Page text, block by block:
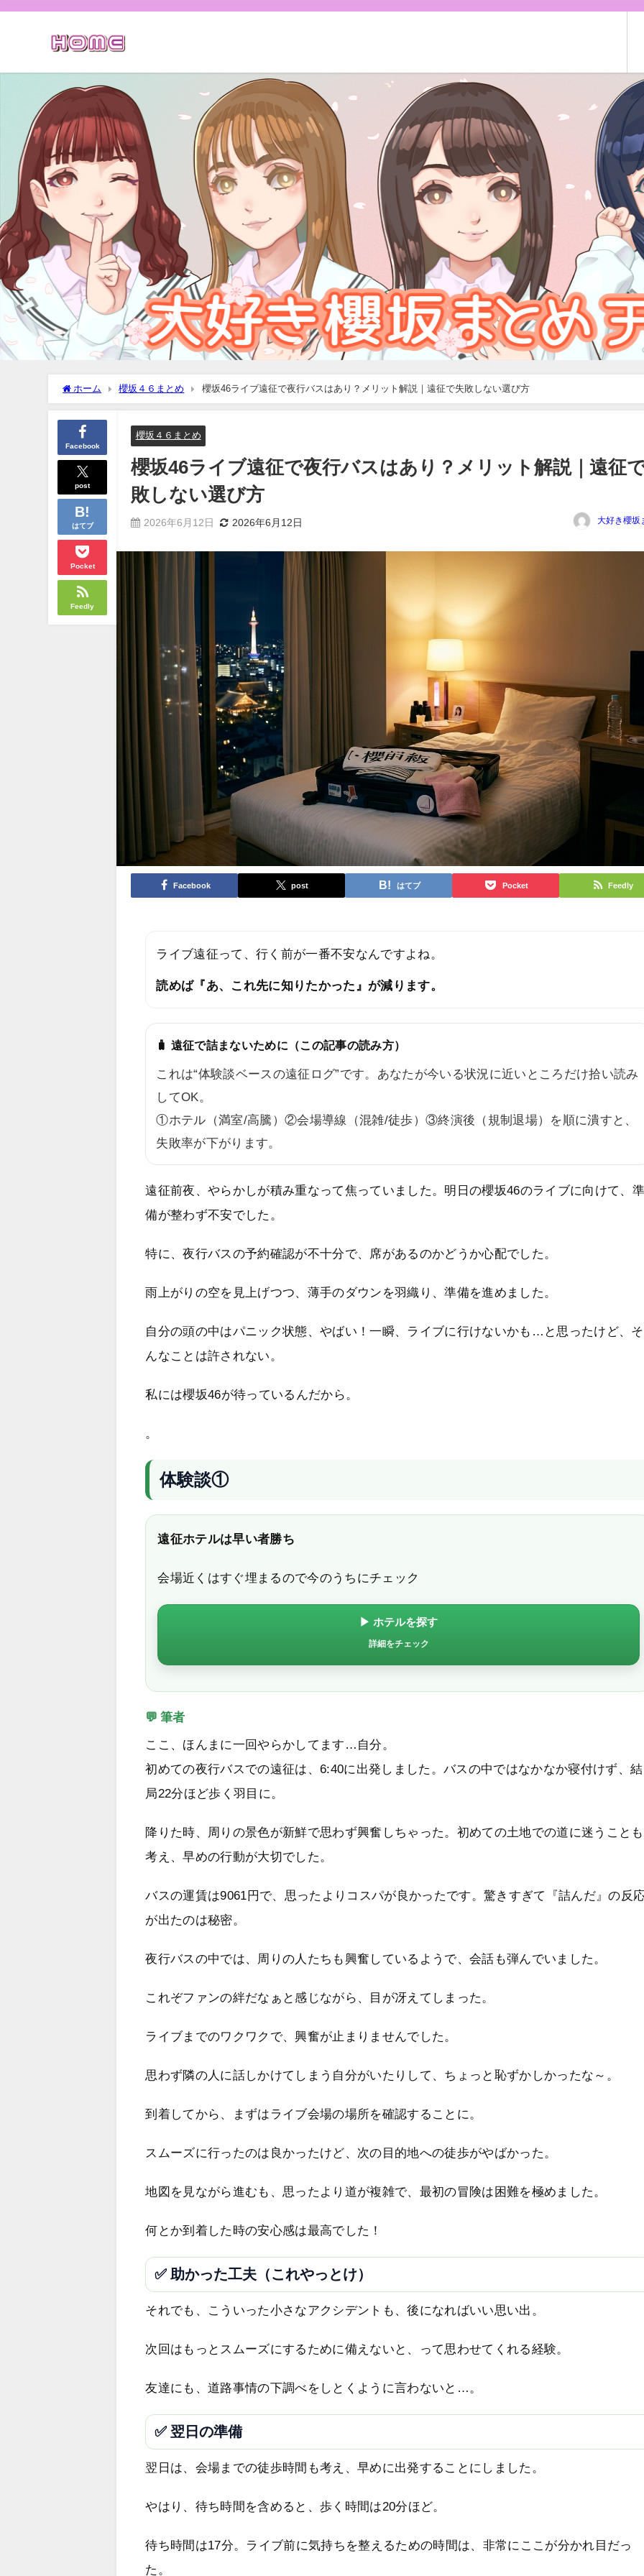
ホーム 櫻坂４６まとめ 櫻坂46ライブ遠征で夜行バスはあり？メリット解説｜遠征で失敗しない選び方
Facebook
post
はてブ
Pocket
Feedly
櫻坂４６まとめ
櫻坂46ライブ遠征で夜行バスはあり？メリット解説｜遠征
敗しない選び方
2026年6月12日 2026年6月12日 大好き櫻坂
Facebook post はてブ Pocket Feedly
ライブ遠征って、行く前が一番不安なんですよね。
読めば『あ、これ先に知りたかった』が減ります。
🧳 遠征で詰まないために（この記事の読み方）
これは“体験談ベースの遠征ログ”です。あなたが今いる状況に近いところだけ拾い読み
してOK。
①ホテル（満室/高騰）②会場導線（混雑/徒歩）③終演後（規制退場）を順に潰すと、
失敗率が下がります。
遠征前夜、やらかしが積み重なって焦っていました。明日の櫻坂46のライブに向けて、
備が整わず不安でした。
特に、夜行バスの予約確認が不十分で、席があるのかどうか心配でした。
雨上がりの空を見上げつつ、薄手のダウンを羽織り、準備を進めました。
自分の頭の中はパニック状態、やばい！一瞬、ライブに行けないかも…と思ったけど、そ
んなことは許されない。
私には櫻坂46が待っているんだから。
体験談①
遠征ホテルは早い者勝ち
会場近くはすぐ埋まるので今のうちにチェック
▶ ホテルを探す
詳細をチェック
💬 筆者
ここ、ほんまに一回やらかしてます…自分。
初めての夜行バスでの遠征は、6:40に出発しました。バスの中ではなかなか寝付けず、結
局22分ほど歩く羽目に。
降りた時、周りの景色が新鮮で思わず興奮しちゃった。初めての土地での道に迷うことも
考え、早めの行動が大切でした。
バスの運賃は9061円で、思ったよりコスパが良かったです。驚きすぎて『詰んだ』の反
が出たのは秘密。
夜行バスの中では、周りの人たちも興奮しているようで、会話も弾んでいました。
これぞファンの絆だなぁと感じながら、目が冴えてしまった。
ライブまでのワクワクで、興奮が止まりませんでした。
思わず隣の人に話しかけてしまう自分がいたりして、ちょっと恥ずかしかったな～。
到着してから、まずはライブ会場の場所を確認することに。
スムーズに行ったのは良かったけど、次の目的地への徒歩がやばかった。
地図を見ながら進むも、思ったより道が複雑で、最初の冒険は困難を極めました。
何とか到着した時の安心感は最高でした！
✅ 助かった工夫（これやっとけ）
それでも、こういった小さなアクシデントも、後になればいい思い出。
次回はもっとスムーズにするために備えないと、って思わせてくれる経験。
友達にも、道路事情の下調べをしとくように言わないと…。
✅ 翌日の準備
翌日は、会場までの徒歩時間も考え、早めに出発することにしました。
やはり、待ち時間を含めると、歩く時間は20分ほど。
待ち時間は17分。ライブ前に気持ちを整えるための時間は、非常にここが分かれ目だっ
た。